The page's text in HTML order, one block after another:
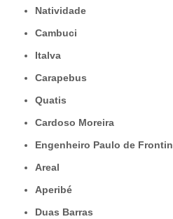
Natividade
Cambuci
Italva
Carapebus
Quatis
Cardoso Moreira
Engenheiro Paulo de Frontin
Areal
Aperibé
Duas Barras